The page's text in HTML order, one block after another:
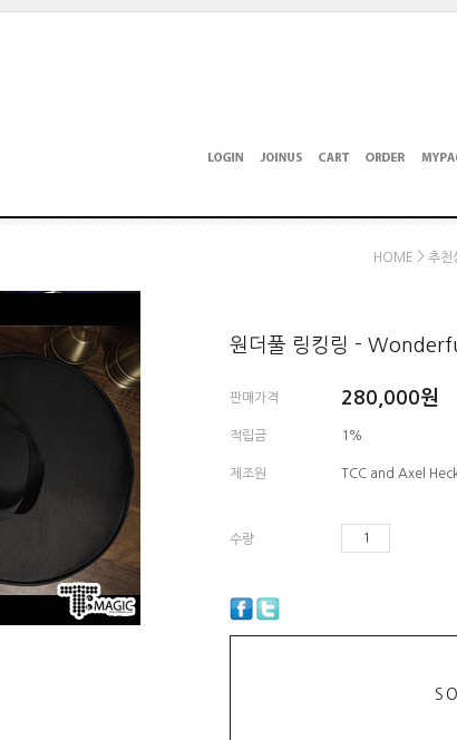
HOME > 추천
원더풀 링킹링 -
판매가격 280,000원
적립금 1%
제조원 TCC and Axel
수량